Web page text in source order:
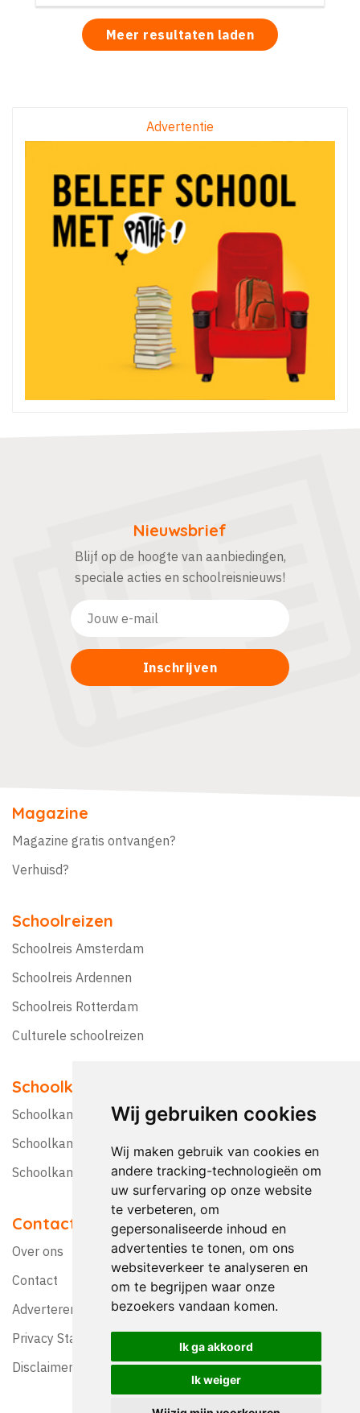
Wij gebruiken cookies
Wij maken gebruik van cookies en
andere tracking-technologieën om
uw surfervaring op onze website
te verbeteren, om
gepersonaliseerde inhoud en
advertenties te tonen, om ons
websiteverkeer te analyseren en
om te begrijpen waar onze
bezoekers vandaan komen.
Ik ga akkoord
Ik weiger
Meer resultaten laden
Advertentie
Nieuwsbrief
Blijf op de hoogte van aanbiedingen,
speciale acties en schoolreisnieuws!
Magazine
Magazine gratis ontvangen?
Verhuisd?
Schoolreizen
Schoolreis Amsterdam
Schoolreis Ardennen
Schoolreis Rotterdam
Culturele schoolreizen
Schoolkampen
Schoolkamp Nederland
Schoolkamp België
Schoolkamptips
Contact
Over ons
Contact
Adverteren?
Privacy Statement
Disclaimer